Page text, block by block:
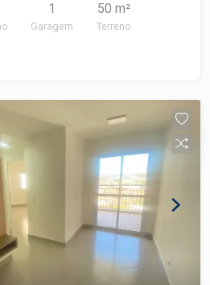
1
Garagem
50 m²
Terreno